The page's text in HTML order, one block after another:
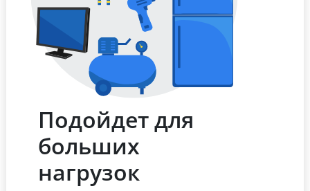
Подойдет для
больших
нагрузок